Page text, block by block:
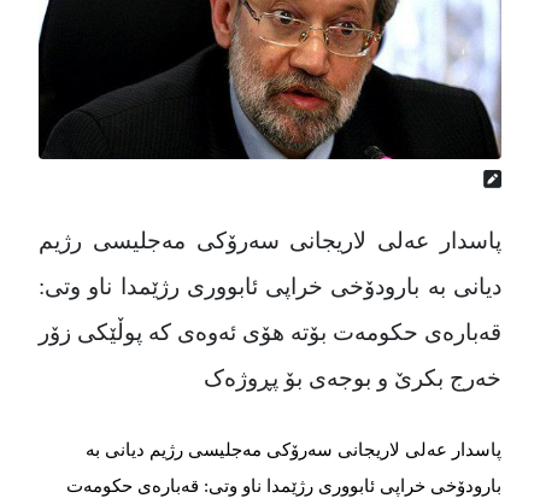
پاسدار عەلی لاریجانی سەرۆکی مەجلیسی رژیم
دیانی بە بارودۆخی خراپی ئابووری رژێمدا ناو وتی:
قەبارەی حکومەت بۆتە هۆی ئەوەی کە پوڵێکی زۆر
خەرج بکرێ و بوجەی بۆ پڕوژەک
پاسدار عەلی لاریجانی سەرۆکی مەجلیسی رژیم دیانی بە
بارودۆخی خراپی ئابووری رژێمدا ناو وتی: قەبارەی حکومەت